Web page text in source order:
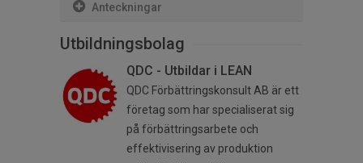
Anteckningar
Utbildningsbolag
QDC - Utbildar i LEAN
QDC Förbättringskonsult AB är ett
företag som har specialiserat sig
på förbättringsarbete och
effektivisering av produktion